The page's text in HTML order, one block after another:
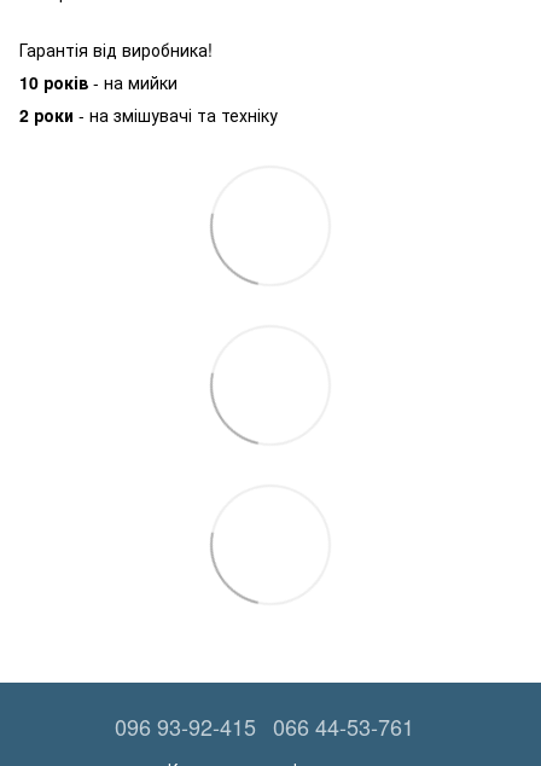
Гарантія від виробника!
10 років - на мийки
2 роки - на змішувачі та техніку
096 93-92-415 066 44-53-761